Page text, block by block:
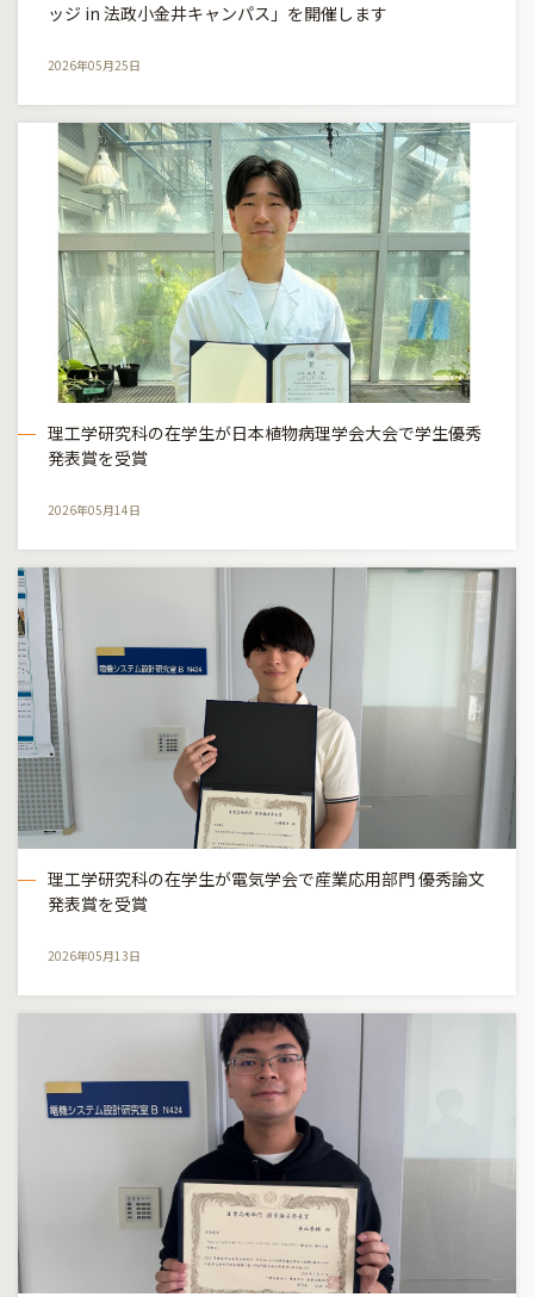
ッジ in 法政小金井キャンパス」を開催します
2026年05月25日
理工学研究科の在学生が日本植物病理学会大会で学生優秀
発表賞を受賞
2026年05月14日
理工学研究科の在学生が電気学会で産業応用部門 優秀論文
発表賞を受賞
2026年05月13日